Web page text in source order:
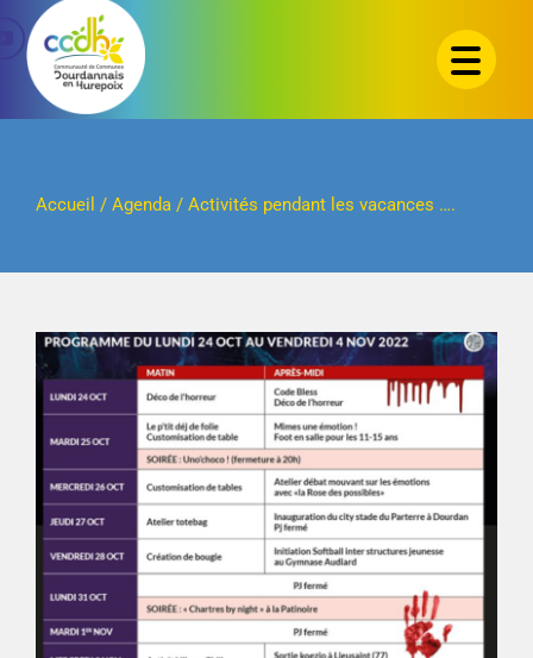
Passer
contenu
Accueil / Agenda/ Activités pendant les vacances ….